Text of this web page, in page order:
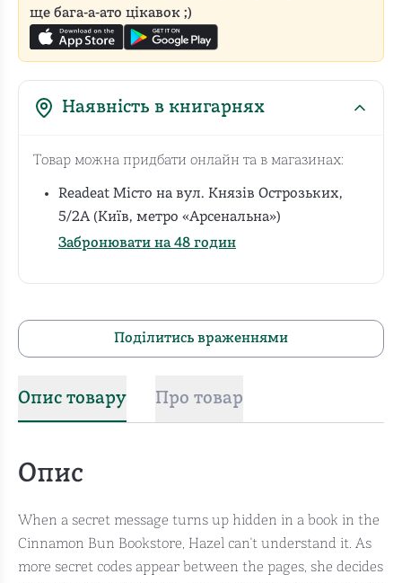
ще бага-а-ато цікавок ;)
Наявність в книгарнях
Товар можна придбати онлайн та в магазинах:
Readeat Місто на вул. Князів Острозьких,
5/2А (Київ, метро «Арсенальна»)
Забронювати на 48 годин
Поділитись враженнями
Опис товару Про товар
Опис
When a secret message turns up hidden in a book in the
Cinnamon Bun Bookstore, Hazel can't understand it. As
more secret codes appear between the pages, she decides